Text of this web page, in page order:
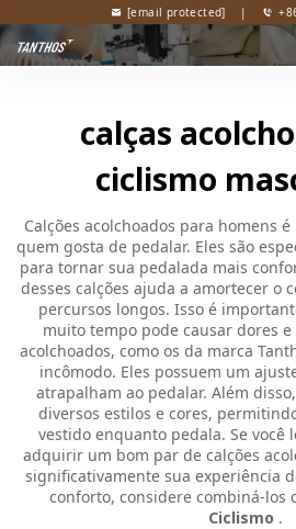
[email protected] |
calças
ciclismo
Calções acolchoados para homens
quem gosta de pedalar. Eles são
para tornar sua pedalada mais
desses calções ajuda a amortecer o
percursos longos. Isso é
muito tempo pode causar dores e
acolchoados, como os da marca
incômodo. Eles possuem um
atrapalham ao pedalar. Além
diversos estilos e cores,
vestido enquanto pedala. Se você
adquirir um bom par de calções
significativamente sua experiência
conforto, considere combiná-los
Ciclismo .